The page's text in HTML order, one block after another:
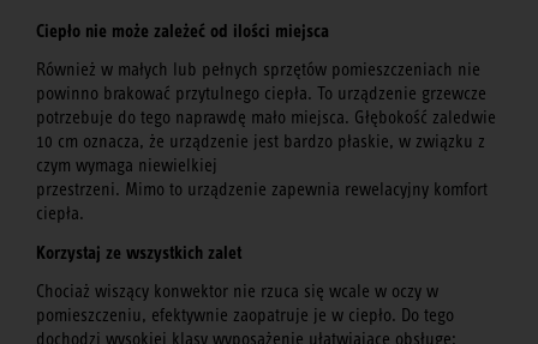
Ciepło nie może zależeć od ilości miejsca
Również w małych lub pełnych sprzętów pomieszczeniach nie
powinno brakować przytulnego ciepła. To urządzenie grzewcze
potrzebuje do tego naprawdę mało miejsca. Głębokość zaledwie
10 cm oznacza, że urządzenie jest bardzo płaskie, w związku z
czym wymaga niewielkiej
przestrzeni. Mimo to urządzenie zapewnia rewelacyjny komfort
ciepła.
Korzystaj ze wszystkich zalet
Chociaż wiszący konwektor nie rzuca się wcale w oczy w
pomieszczeniu, efektywnie zaopatruje je w ciepło. Do tego
dochodzi wysokiej klasy wyposażenie ułatwiające obsługę: